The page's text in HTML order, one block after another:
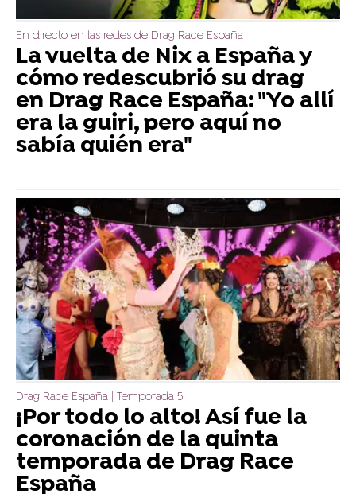
En directo en las redes de Drag Race España
La vuelta de Nix a España y
cómo redescubrió su drag
en Drag Race España: "Yo allí
era la guiri, pero aquí no
sabía quién era"
Drag Race España | Temporada 5
¡Por todo lo alto! Así fue la
coronación de la quinta
temporada de Drag Race
España